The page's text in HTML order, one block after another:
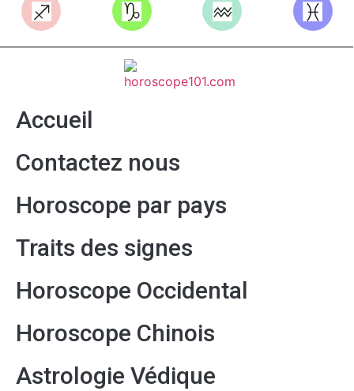
Accueil
Contactez nous
Horoscope par pays
Traits des signes
Horoscope Occidental
Horoscope Chinois
Astrologie Védique